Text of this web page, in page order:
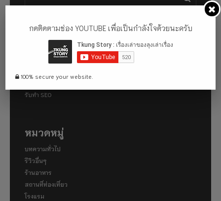
ผลงานของฉัน
งานสอนพิเศษ
รับดูแลเว็บไซต์
รับทำ SEO
หมวดหมู่
บทความทั่วไป
รีวิวอื่นๆ
ร้านอาหาร
สถานที่ท่องเที่ยว
โรงแรม
กดติดตามช่อง YOUTUBE เพื่อเป็นกำลังใจด้วยนะครับ
100% secure your website.